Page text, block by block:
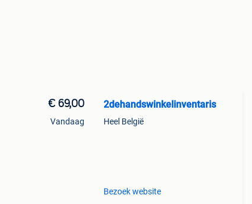
€ 69,00
Vandaag
2dehandswinkelinventaris
Heel België
Bezoek website